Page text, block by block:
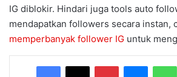
IG diblokir. Hindari juga tools auto
mendapatkan followers secara instan,
memperbanyak follower IG untuk
Facebook
X Pinterest